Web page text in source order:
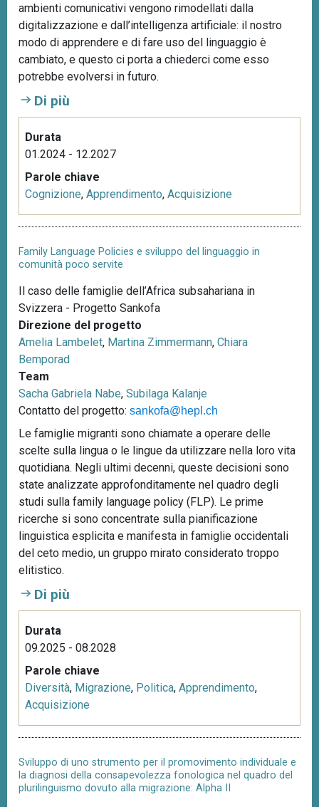
ambienti comunicativi vengono rimodellati dalla
digitalizzazione e dall’intelligenza artificiale: il nostro
modo di apprendere e di fare uso del linguaggio è
cambiato, e questo ci porta a chiederci come esso
potrebbe evolversi in futuro.
Di più
Durata
01.2024 - 12.2027
Parole chiave
Cognizione, Apprendimento, Acquisizione
Family Language Policies e sviluppo del linguaggio in
comunità poco servite
Il caso delle famiglie dell’Africa subsahariana in
Svizzera - Progetto Sankofa
Direzione del progetto
Amelia Lambelet, Martina Zimmermann, Chiara
Bemporad
Team
Sacha Gabriela Nabe, Subilaga Kalanje
Contatto del progetto: sankofa@hepl.ch
Le famiglie migranti sono chiamate a operare delle
scelte sulla lingua o le lingue da utilizzare nella loro vita
quotidiana. Negli ultimi decenni, queste decisioni sono
state analizzate approfonditamente nel quadro degli
studi sulla family language policy (FLP). Le prime
ricerche si sono concentrate sulla pianificazione
linguistica esplicita e manifesta in famiglie occidentali
del ceto medio, un gruppo mirato considerato troppo
elitistico.
Di più
Durata
09.2025 - 08.2028
Parole chiave
Diversità, Migrazione, Politica, Apprendimento,
Acquisizione
Sviluppo di uno strumento per il promovimento individuale e
la diagnosi della consapevolezza fonologica nel quadro del
plurilinguismo dovuto alla migrazione: Alpha II